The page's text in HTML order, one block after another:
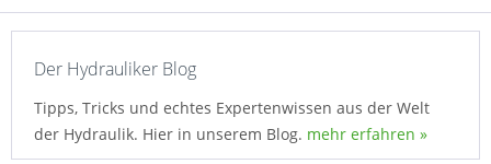
Der Hydrauliker Blog
Tipps, Tricks und echtes Expertenwissen aus der Welt
der Hydraulik. Hier in unserem Blog. mehr erfahren »